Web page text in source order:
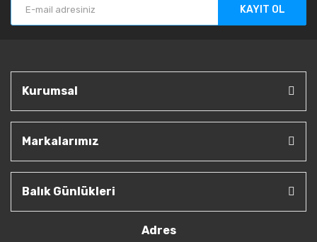
KAYIT OL
Kurumsal
Markalarımız
Balık Günlükleri
Adres